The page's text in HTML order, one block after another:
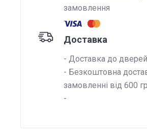
замовлення
Доставка
- Доставка до дверей
- Безкоштовна
замовленні від 600
-